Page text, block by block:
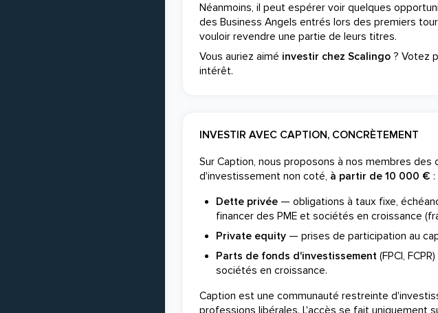
Néanmoins, il peut espérer voir quelques
des Business Angels entrés lors des premiers
vouloir revendre une partie de leurs titres.
Vous auriez aimé investir chez Scalingo ? Votez
intérêt.
INVESTIR AVEC CAPTION, CONCRÈTEMENT
Sur Caption, nous proposons à nos membres
d'investissement non coté, à partir de 10 000 € :
Dette privée — obligations à taux fixe,
financer des PME et sociétés en croissance
Private equity — prises de participation au
Parts de fonds d'investissement (FPCI,
sociétés en croissance.
Caption est une communauté restreinte